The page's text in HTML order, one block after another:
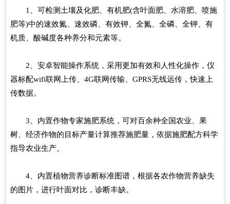
1、可检测土壤及化肥、有机肥(含叶面肥、水溶肥、喷施
肥等)中的速效氮、速效磷、有效钾、全氮、全磷、全钾、有
机质、酸碱度各种养分和元素等。
2、安卓智能操作系统，采用更加有效和人性化操作，仪
器标配wifi联网上传、4G联网传输、GPRS无线远传，快速上
传数据。
3、内置作物专家施肥系统，可对百余种全国农业、果
树、经济作物的目标产量计算推荐施肥量，依据施肥配方科学
指导农业生产。
4、内置植物营养诊断标准图谱，根据各农作物营养缺失
的图片，进行叶面对比，诊断丰缺。